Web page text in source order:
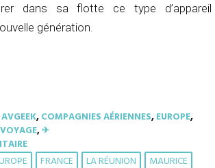
dans sa flotte ce type d’appareil
génération.
AVGEEK,COMPAGNIES AÉRIENNES,EUROPE,
VOYAGE,✈︎
FRANCE LA RÉUNION MAURICE